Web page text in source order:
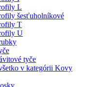
L
šesťuholníkové
T
U
tyče
v kategórii Kovy